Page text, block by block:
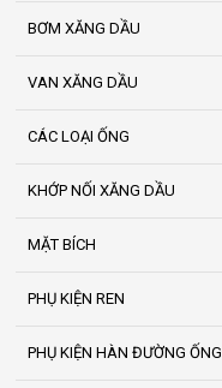
BƠM XĂNG DẦU
VAN XĂNG DẦU
CÁC LOẠI ỐNG
KHỚP NỐI XĂNG DẦU
MẶT BÍCH
PHỤ KIỆN REN
PHỤ KIỆN HÀN ĐƯỜNG ỐNG